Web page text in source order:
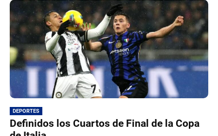
DEPORTES
Definidos los Cuartos de Final de la Copa